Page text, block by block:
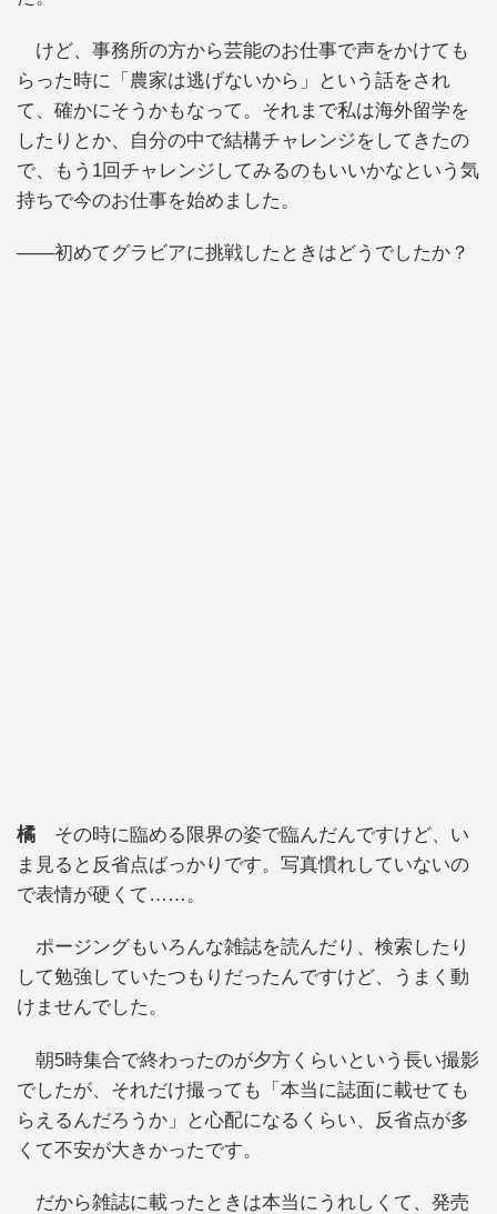
けど、事務所の方から芸能のお仕事で声をかけても
らった時に「農家は逃げないから」という話をされ
て、確かにそうかもなって。それまで私は海外留学を
したりとか、自分の中で結構チャレンジをしてきたの
で、もう1回チャレンジしてみるのもいいかなという気
持ちで今のお仕事を始めました。
――初めてグラビアに挑戦したときはどうでしたか？
橘 その時に臨める限界の姿で臨んだんですけど、い
ま見ると反省点ばっかりです。写真慣れしていないの
で表情が硬くて……。
ポージングもいろんな雑誌を読んだり、検索したり
して勉強していたつもりだったんですけど、うまく動
けませんでした。
朝5時集合で終わったのが夕方くらいという長い撮影
でしたが、それだけ撮っても「本当に誌面に載せても
らえるんだろうか」と心配になるくらい、反省点が多
くて不安が大きかったです。
だから雑誌に載ったときは本当にうれしくて、発売